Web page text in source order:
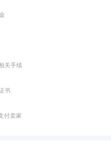
关手续
书
付卖家